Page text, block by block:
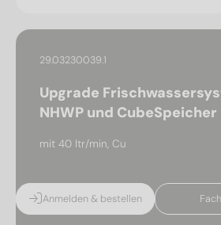
29.03230039.1
Upgrade
NHWP und CubeSpeicher
mit 40 ltr/min, Cu
Anmelden & bestellen